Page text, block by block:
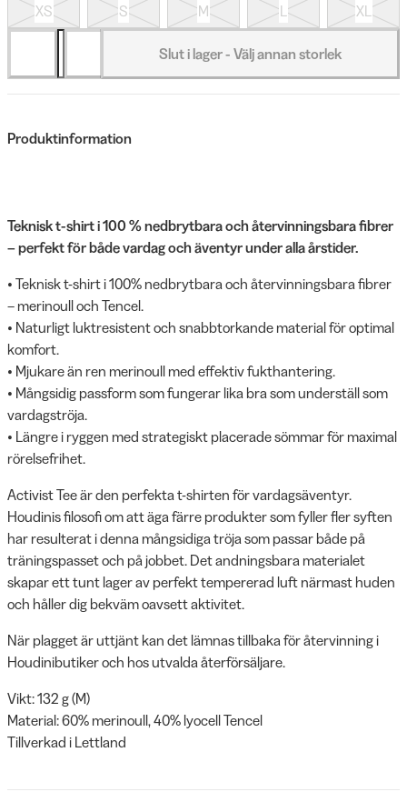
XS S M L XL
Slut i lager - Välj annan storlek
Produktinformation
Teknisk t-shirt i 100 % nedbrytbara och återvinningsbara fibrer
– perfekt för både vardag och äventyr under alla årstider.
• Teknisk t-shirt i 100% nedbrytbara och återvinningsbara fibrer
– merinoull och Tencel.
• Naturligt luktresistent och snabbtorkande material för optimal
komfort.
• Mjukare än ren merinoull med effektiv fukthantering.
• Mångsidig passform som fungerar lika bra som underställ som
vardagströja.
• Längre i ryggen med strategiskt placerade sömmar för maximal
rörelsefrihet.
Activist Tee är den perfekta t-shirten för vardagsäventyr.
Houdinis filosofi om att äga färre produkter som fyller fler syften
har resulterat i denna mångsidiga tröja som passar både på
träningspasset och på jobbet. Det andningsbara materialet
skapar ett tunt lager av perfekt tempererad luft närmast huden
och håller dig bekväm oavsett aktivitet.
När plagget är uttjänt kan det lämnas tillbaka för återvinning i
Houdinibutiker och hos utvalda återförsäljare.
Vikt: 132 g (M)
Material: 60% merinoull, 40% lyocell Tencel
Tillverkad i Lettland